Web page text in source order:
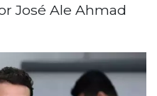
José Ale Ahmad